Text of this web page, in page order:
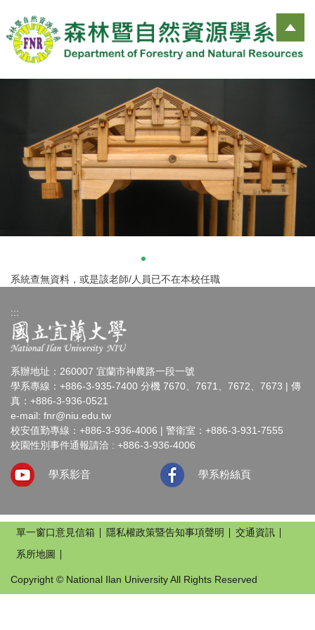
到
主
要
系統查無資料，或是該老師/人員已不在本校任職
:::
系辦地址：260007 宜蘭市神農路一段一號
學系專線：+886-3-935-7400 分機 7670、7671、7672、7673 | 傳
真：+886-3-936-0521
e-mail: fnr@niu.edu.tw
校安值勤專線：+886-3-936-4006 | 警衛室：+886-3-931-7555
校園性別事件通報請洽 : +886-3-936-4006
學系影音 學系粉絲頁
單一窗口意見信箱 隱私權政策暨告知事項聲明
交通資訊
系所地圖
Copyright © National Ilan University All Rights Reserved